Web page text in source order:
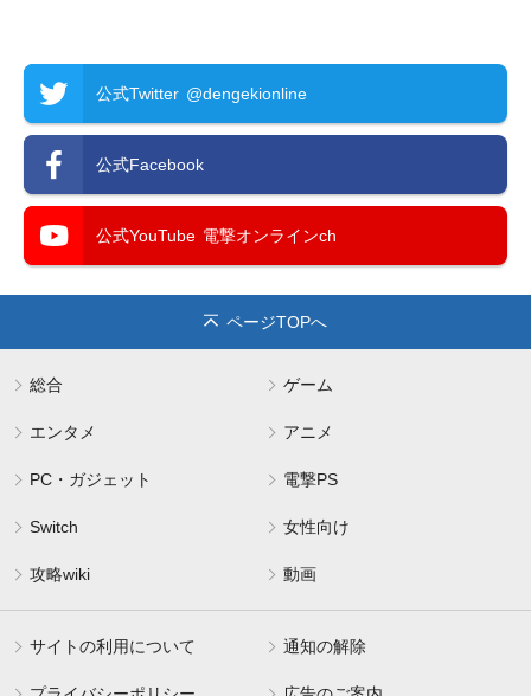
公式Twitter @dengekionline
公式Facebook
公式YouTube 電撃オンラインch
ページTOPへ
総合 ゲーム
エンタメ アニメ
PC・ガジェット 電撃PS
Switch 女性向け
攻略wiki 動画
サイトの利用について 通知の解除